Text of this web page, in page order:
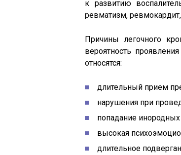
к развитию
ревматизм, ревмокардит,
Причины легочного
вероятность
относятся:
длительный прием
нарушения при
попадание
высокая
длительное